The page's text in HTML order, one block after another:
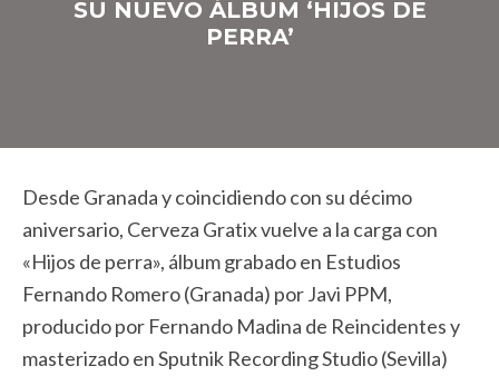
SU NUEVO ÁLBUM ‘HIJOS DE
PERRA’
Desde Granada y coincidiendo con su décimo
aniversario, Cerveza Gratix vuelve a la carga con
«Hijos de perra», álbum grabado en Estudios
Fernando Romero (Granada) por Javi PPM,
producido por Fernando Madina de Reincidentes y
masterizado en Sputnik Recording Studio (Sevilla)